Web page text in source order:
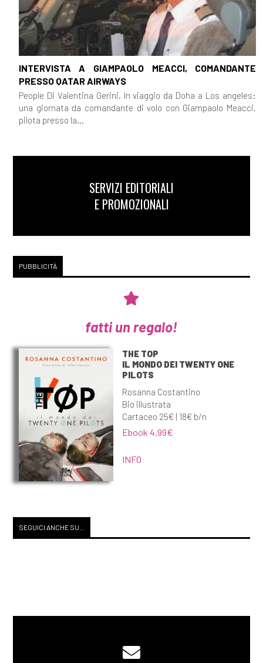
INTERVISTA A GIAMPAOLO MEACCI, COMANDANTE
PRESSO QATAR AIRWAYS
People Di Valentina Gerini. In viaggio da Doha a Los angeles:
una giornata da comandante di volo con Giampaolo Meacci,
pilota presso la...
SERVIZI EDITORIALI
E PROMOZIONALI
PUBBLICITÀ
fatti un regalo!
THE TOP
IL MONDO DEI TWENTY ONE
PILOTS
Rosanna Costantino
Bio illustrata
Cartaceo 25€ | 18€ b/n
Ebook 4,99€
INFO
SEGUICI ANCHE SU...